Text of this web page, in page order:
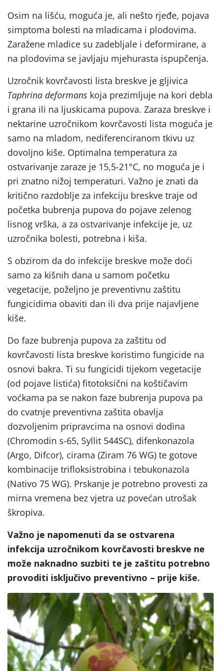
Osim na lišću, moguća je, ali nešto rjeđe, pojava
simptoma bolesti na mladicama i plodovima.
Zaražene mladice su zadebljale i deformirane, a
na plodovima se javljaju mjehurasta ispupčenja.
Uzročnik kovrčavosti lista breskve je gljivica
Taphrina deformans koja prezimljuje na kori debla
i grana ili na ljuskicama pupova. Zaraza breskve i
nektarine uzročnikom kovrčavosti lista moguća je
samo na mladom, nediferenciranom tkivu uz
dovoljno kiše. Optimalna temperatura za
ostvarivanje zaraze je 15,5-21°C, no moguća je i
pri znatno nižoj temperaturi. Važno je znati da
kritično razdoblje za infekciju breskve traje od
početka bubrenja pupova do pojave zelenog
lisnog vrška, a za ostvarivanje infekcije je, uz
uzročnika bolesti, potrebna i kiša.
S obzirom da do infekcije breskve može doći
samo za kišnih dana u samom početku
vegetacije, poželjno je preventivnu zaštitu
fungicidima obaviti dan ili dva prije najavljene
kiše.
Do faze bubrenja pupova za zaštitu od
kovrčavosti lista breskve koristimo fungicide na
osnovi bakra. Ti su fungicidi tijekom vegetacije
(od pojave listića) fitotoksični na koštičavim
voćkama pa se nakon faze bubrenja pupova pa
do cvatnje preventivna zaštita obavlja
dozvoljenim pripravcima na osnovi dodina
(Chromodin s-65, Syllit 544SC), difenkonazola
(Argo, Difcor), cirama (Ziram 76 WG) te gotove
kombinacije trifloksistrobina i tebukonazola
(Nativo 75 WG). Prskanje je potrebno provesti za
mirna vremena bez vjetra uz povećan utrošak
škropiva.
Važno je napomenuti da se ostvarena
infekcija uzročnikom kovrčavosti breskve ne
može naknadno suzbiti te je zaštitu potrebno
provoditi isključivo preventivno – prije kiše.